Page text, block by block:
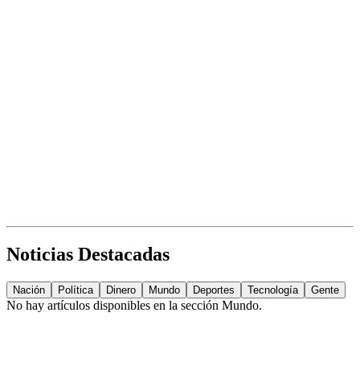
Noticias Destacadas
Nación Política Dinero Mundo Deportes Tecnología Gente
No hay artículos disponibles en la sección Mundo.